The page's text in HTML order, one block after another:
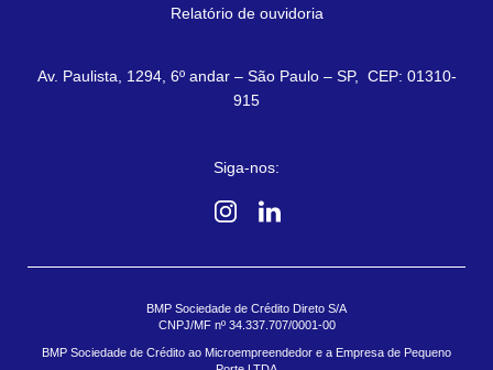
Relatório de ouvidoria
Av. Paulista, 1294, 6º andar – São Paulo – SP, CEP: 01310-
915
Siga-nos:
BMP Sociedade de Crédito Direto S/A
CNPJ/MF nº 34.337.707/0001-00
BMP Sociedade de Crédito ao Microempreendedor e a Empresa de Pequeno